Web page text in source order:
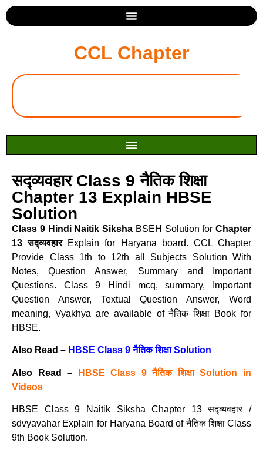
CCL Chapter
सद्व्यवहार Class 9 नैतिक शिक्षा
Chapter 13 Explain HBSE
Solution
Class 9 Hindi Naitik Siksha BSEH Solution for Chapter
13 सद्व्यवहारExplain for Haryana board. CCL Chapter
Provide Class 1th to 12th all Subjects Solution With
Notes, Question Answer, Summary and Important
Questions. Class 9 Hindi mcq, summary, Important
Question Answer, Textual Question Answer, Word
meaning, Vyakhya are available of नैतिक शिक्षा Book for
HBSE.
Also Read – HBSE Class 9 नैतिक शिक्षा Solution
Also Read –
HBSE Class 9 नैतिक शिक्षा Solution in
Videos
HBSE Class 9 Naitik Siksha Chapter 13 सद्व्यवहार /
sdvyavahar Explain for Haryana Board of नैतिक शिक्षा Class
9th Book Solution.